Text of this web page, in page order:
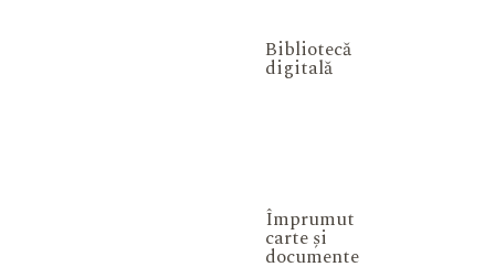
Bibliotecă
digitală
Împrumut
carte și
documente